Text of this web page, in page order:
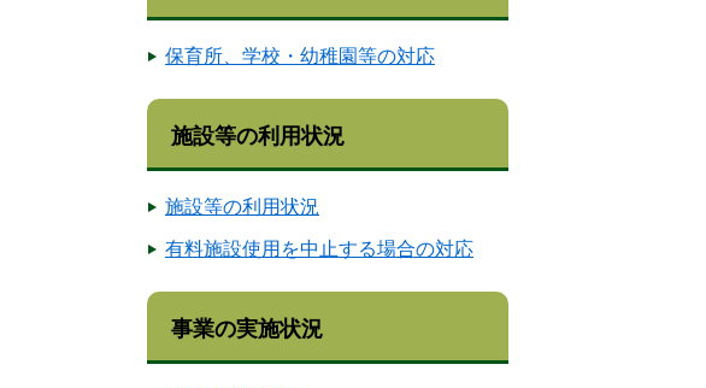
保育所、学校・幼稚園等の対応
施設等の利用状況
施設等の利用状況
有料施設使用を中止する場合の対応
事業の実施状況